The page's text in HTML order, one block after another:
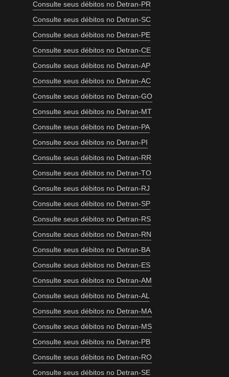
Consulte seus débitos no Detran-PR
Consulte seus débitos no Detran-SC
Consulte seus débitos no Detran-PE
Consulte seus débitos no Detran-CE
Consulte seus débitos no Detran-AP
Consulte seus débitos no Detran-AC
Consulte seus débitos no Detran-GO
Consulte seus débitos no Detran-MT
Consulte seus débitos no Detran-PA
Consulte seus débitos no Detran-PI
Consulte seus débitos no Detran-RR
Consulte seus débitos no Detran-TO
Consulte seus débitos no Detran-RJ
Consulte seus débitos no Detran-SP
Consulte seus débitos no Detran-RS
Consulte seus débitos no Detran-RN
Consulte seus débitos no Detran-BA
Consulte seus débitos no Detran-ES
Consulte seus débitos no Detran-AM
Consulte seus débitos no Detran-AL
Consulte seus débitos no Detran-MA
Consulte seus débitos no Detran-MS
Consulte seus débitos no Detran-PB
Consulte seus débitos no Detran-RO
Consulte seus débitos no Detran-SE